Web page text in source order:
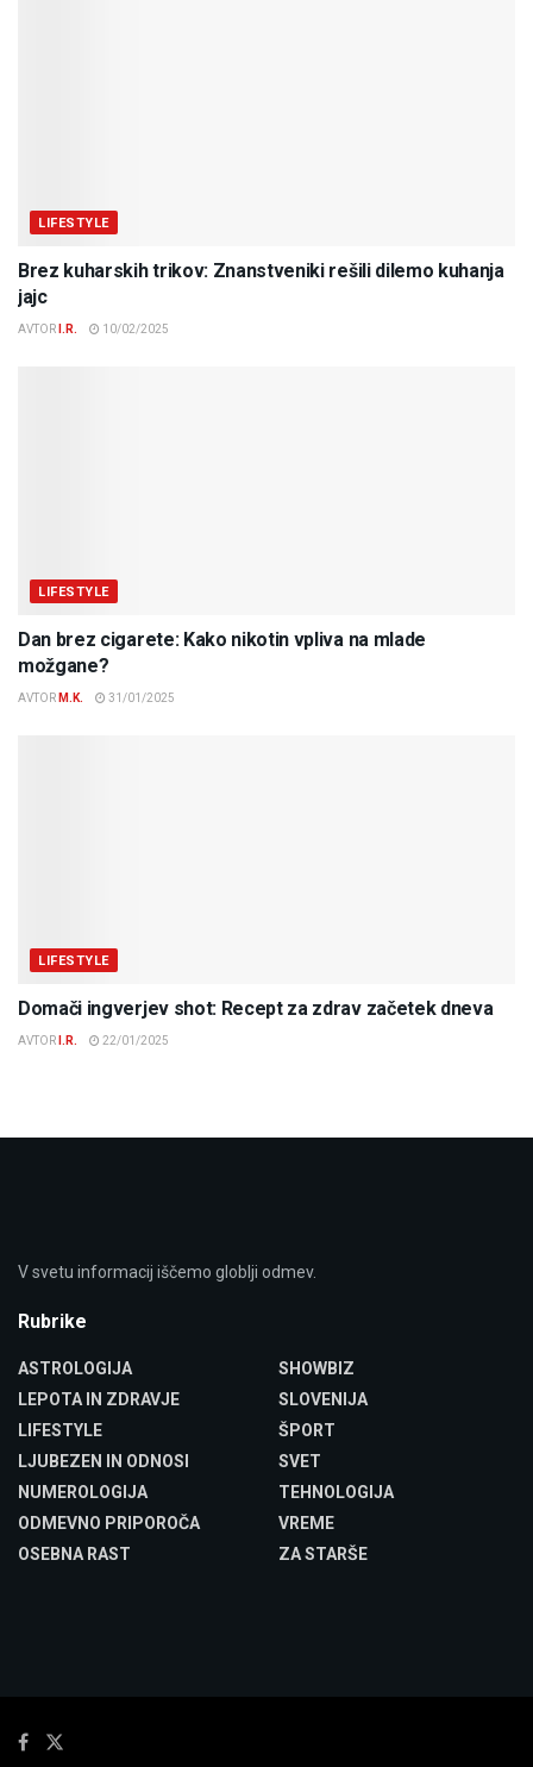
LIFESTYLE
Brez kuharskih trikov: Znanstveniki rešili dilemo kuhanja
jajc
AVTOR I.R. 10/02/2025
LIFESTYLE
Dan brez cigarete: Kako nikotin vpliva na mlade
možgane?
AVTOR M.K. 31/01/2025
LIFESTYLE
Domači ingverjev shot: Recept za zdrav začetek dneva
AVTOR I.R. 22/01/2025
V svetu informacij iščemo globlji odmev.
Rubrike
ASTROLOGIJA
LEPOTA IN ZDRAVJE
LIFESTYLE
LJUBEZEN IN ODNOSI
NUMEROLOGIJA
ODMEVNO PRIPOROČA
OSEBNA RAST
SHOWBIZ
SLOVENIJA
ŠPORT
SVET
TEHNOLOGIJA
VREME
ZA STARŠE